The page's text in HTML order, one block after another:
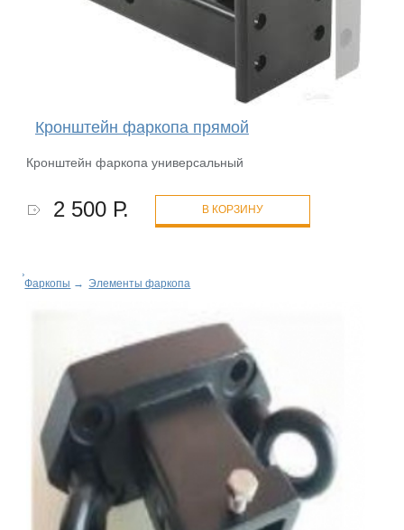
Кронштейн фаркопа прямой
Кронштейн фаркопа универсальный
2 500 Р. В КОРЗИНУ
Фаркопы → Элементы фаркопа